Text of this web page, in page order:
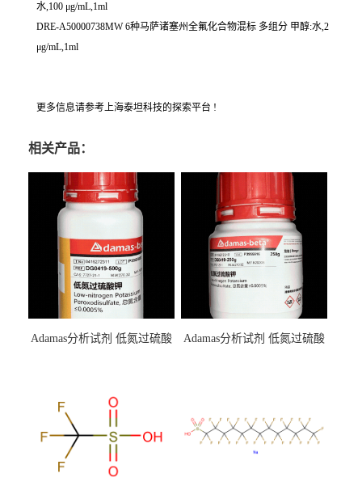
水,100 μg/mL,1ml
DRE-A50000738MW 6种马萨诸塞州全氟化合物混标 多组分 甲醇:水,2
μg/mL,1ml
更多信息请参考上海泰坦科技的探索平台 !
相关产品：
Adamas分析试剂 低氮过硫酸
（泰坦现货供应）
Adamas分析试剂 低氮过硫酸